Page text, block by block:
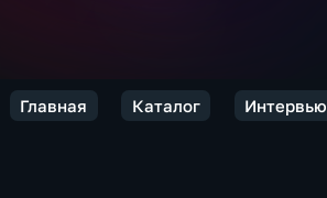
Главная Каталог Интервью